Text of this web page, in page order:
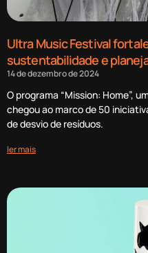
Ultra Music Festival
sustentabilidade e
14 de dezembro de 2024
O programa “Mission: Home”,
chegou ao marco de 50
de desvio de resíduos.
ler mais